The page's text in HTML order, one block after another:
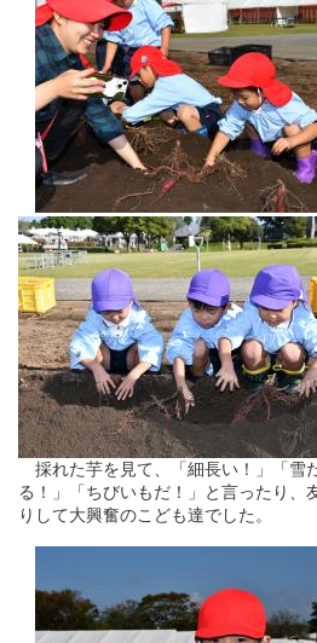
採れた芋を見て、「細長い！」「雪
る！」「ちびいもだ！」と言ったり、
りして大興奮のこども達でした。